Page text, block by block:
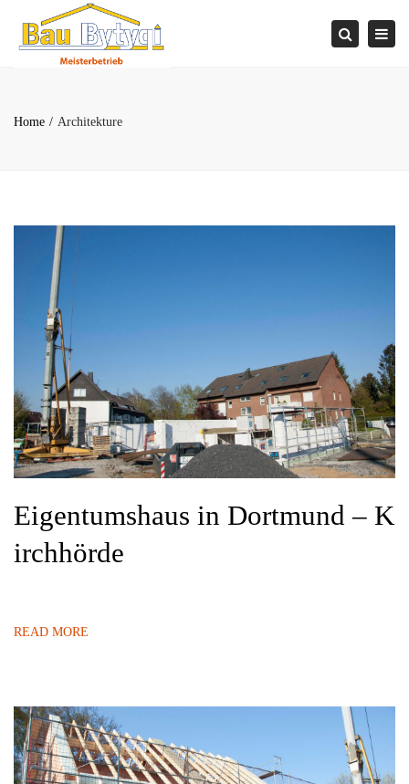
Search
Home Architekture
Eigentumshaus in Dortmund – K
irchhörde
READ MORE